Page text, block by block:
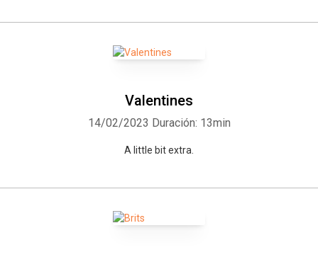
Valentines
14/02/2023 Duración: 13min
A little bit extra.